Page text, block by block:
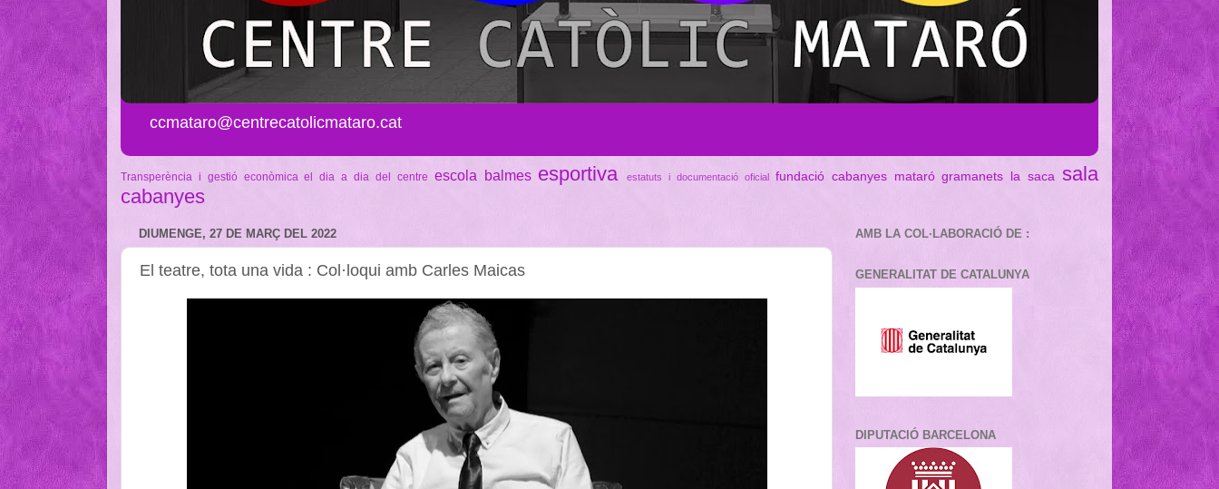
ccmataro@centrecatolicmataro.cat
Transperència i gestió econòmica el dia a dia del centre escola balmes esportiva estatuts i documentació oficial fundació cabanyes mataró gramanets la saca
sala
cabanyes
DIUMENGE, 27 DE MARÇ DEL 2022
El teatre, tota una vida : Col·loqui amb Carles Maicas
AMB LA COL·LABORACIÓ DE :
GENERALITAT DE CATALUNYA
DIPUTACIÓ BARCELONA